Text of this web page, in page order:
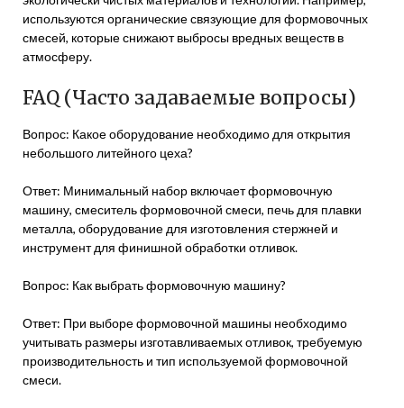
используются органические связующие для формовочных
смесей, которые снижают выбросы вредных веществ в
атмосферу.
FAQ (Часто задаваемые вопросы)
Вопрос: Какое оборудование необходимо для открытия
небольшого литейного цеха?
Ответ: Минимальный набор включает формовочную
машину, смеситель формовочной смеси, печь для плавки
металла, оборудование для изготовления стержней и
инструмент для финишной обработки отливок.
Вопрос: Как выбрать формовочную машину?
Ответ: При выборе формовочной машины необходимо
учитывать размеры изготавливаемых отливок, требуемую
производительность и тип используемой формовочной
смеси.